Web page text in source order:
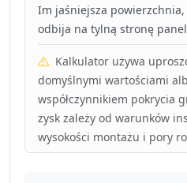
Im jaśniejsza powierzchnia,
odbija na tylną stronę
Kalkulator używa
domyślnymi wartościami
współczynnikiem pokrycia
zysk zależy od warunków
wysokości montażu i pory